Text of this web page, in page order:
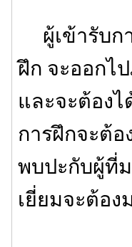
ผู้เข้ารับก
ฝึก จะออกไ
และจะต้อง
การฝึกจะต้
พบปะกับผู้ที่
เยี่ยมจะต้อ